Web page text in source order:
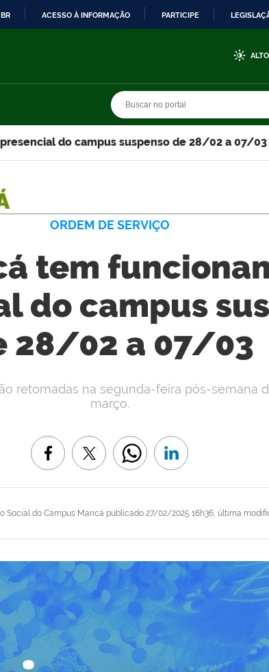
ACESSO À INFORMAÇÃO PARTICIPE
do campus suspenso de 28/02 a 07/03
ORDEM DE SERVIÇO
tem
do campus
28/02 a 07/03
Social do Campus Maricá publicado27/02/2025 16h36, última
retomadas na segunda-feira pós-semana
março.